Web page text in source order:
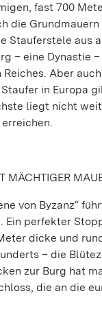
fast 700
die
Stauferstele aus
– eine Dynastie
Reiches. Aber
in Europa
liegt nicht
MÄCHTIGER
von Byzanz“
Ein perfekter
dicke und
– die
zur Burg hat
die an die